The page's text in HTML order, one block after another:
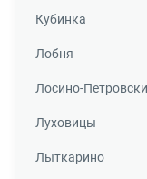
Кубинка
Лобня
Лосино-
Луховицы
Лыткарино